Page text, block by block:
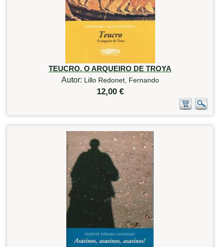
TEUCRO. O ARQUEIRO DE TROYA
Autor: Lillo Redonet, Fernando
12,00 €